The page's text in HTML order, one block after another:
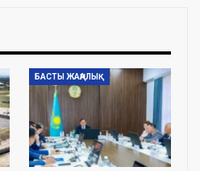
БАСТЫ ЖАҢАЛЫҚ